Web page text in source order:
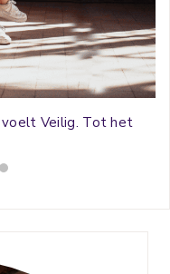
voelt Veilig. Tot het